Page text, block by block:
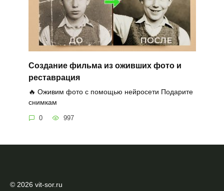
Создание фильма из оживших фото и
реставрация
🔥 Оживим фото с помощью нейросети Подарите
снимкам
0 997
© 2026 vit-sor.ru